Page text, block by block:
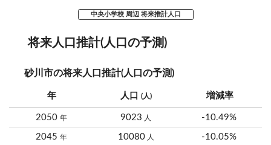
中央小学校 周辺 将来推計人口
将来人口推計(人口の予測)
砂川市の将来人口推計(人口の予測)
年 人口 (人) 増減率
2050 年 9023 人 -10.49%
2045 年 10080人 -10.05%